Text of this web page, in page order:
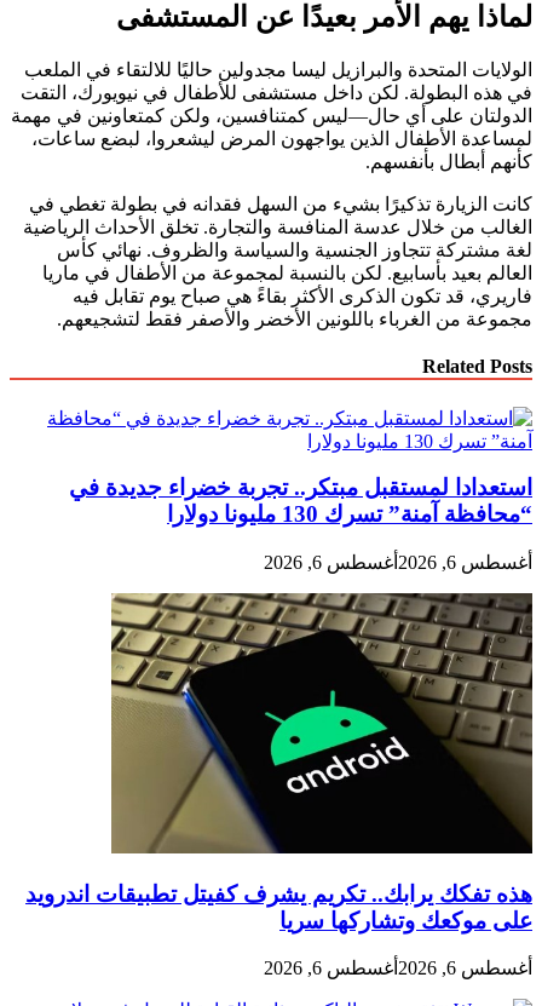
لماذا يهم الأمر بعيدًا عن المستشفى
الولايات المتحدة والبرازيل ليسا مجدولين حاليًا للالتقاء في الملعب
في هذه البطولة. لكن داخل مستشفى للأطفال في نيويورك، التقت
الدولتان على أي حال—ليس كمتنافسين، ولكن كمتعاونين في مهمة
لمساعدة الأطفال الذين يواجهون المرض ليشعروا، لبضع ساعات،
كأنهم أبطال بأنفسهم.
كانت الزيارة تذكيرًا بشيء من السهل فقدانه في بطولة تغطي في
الغالب من خلال عدسة المنافسة والتجارة. تخلق الأحداث الرياضية
لغة مشتركة تتجاوز الجنسية والسياسة والظروف. نهائي كأس
العالم بعيد بأسابيع. لكن بالنسبة لمجموعة من الأطفال في ماريا
فاريري، قد تكون الذكرى الأكثر بقاءً هي صباح يوم تقابل فيه
مجموعة من الغرباء باللونين الأخضر والأصفر فقط لتشجيعهم.
Related Posts
استعدادا لمستقبل مبتكر.. تجربة خضراء جديدة في
“محافظة آمنة” تسرك 130 مليونا دولارا
أغسطس 6, 2026 أغسطس 6, 2026
هذه تفكك يرابك.. تكريم يشرف كفيتل تطبيقات اندرويد
على موكعك وتشاركها سريا
أغسطس 6, 2026 أغسطس 6, 2026